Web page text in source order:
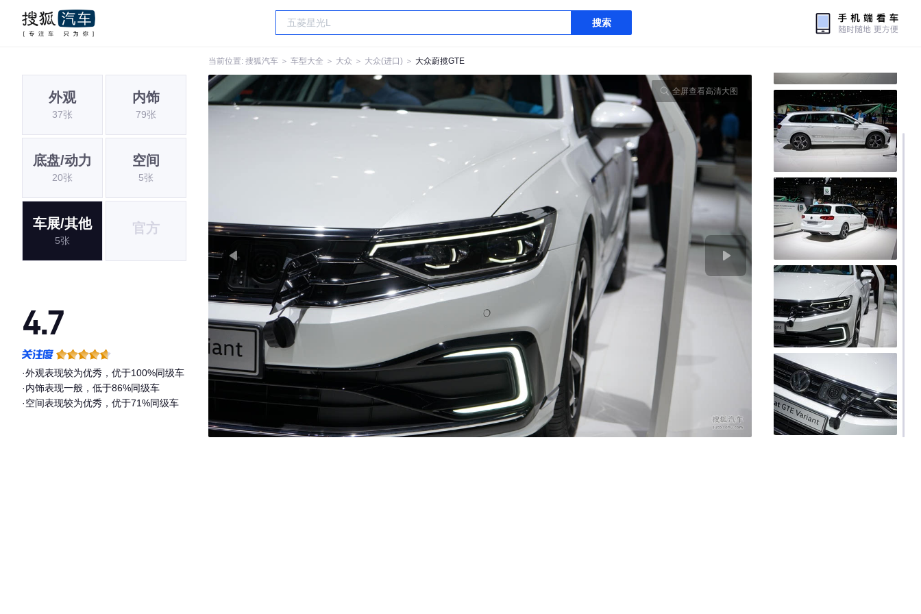
搜索
当前位置: 搜狐汽车 ＞ 车型大全 ＞ 大众 ＞ 大众(进口) ＞ 大众蔚揽GTE
外观
37张
内饰
79张
底盘/动力
20张
空间
5张
车展/其他
5张
官方
4.7
·外观表现较为优秀，优于100%同级车
·内饰表现一般，低于86%同级车
·空间表现较为优秀，优于71%同级车
全屏查看高清大图